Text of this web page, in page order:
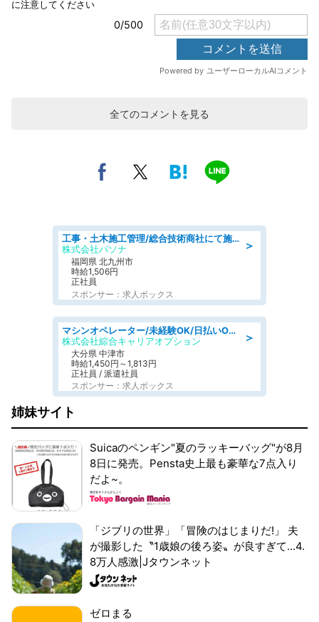
全てのコメントを見る
＞
工事・土木施工管理/総合技術商社にて施工管理のお仕事/即日勤務可/車通勤可/工事・土木施工管理/生産・品質管理
株式会社パソナ
福岡県 北九州市
時給1,506円
正社員
スポンサー：求人ボックス
＞
マシンオペレーター/未経験OK/日払いOK/交替制/20・30・40代活躍中/製造 工場
株式会社綜合キャリアオプション
大分県 中津市
時給1,450円～1,813円
正社員 / 派遣社員
スポンサー：求人ボックス
姉妹サイト
Suicaのペンギン"夏のラッキーバッグ"が8月
8日に発売。Pensta史上最も豪華な7点入り
だよ~。
「ジブリの世界」「冒険のはじまりだ!」 夫
が撮影した〝1歳娘の後ろ姿〟が良すぎて...4.
8万人感激|Jタウンネット
ゼロまる